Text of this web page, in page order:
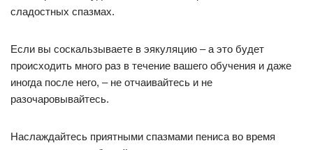
сладостных спазмах.
Если вы соскальзываете в эякуляцию – а это будет
происходить много раз в течение вашего обучения и даже
иногда после него, – не отчаивайтесь и не
разочаровывайтесь.
Наслаждайтесь приятными спазмами пениса во время